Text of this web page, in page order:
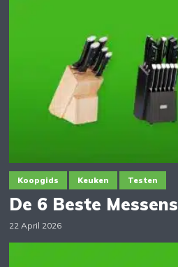
Koopgids Keuken Testen
De 6 Beste
22 April 2026